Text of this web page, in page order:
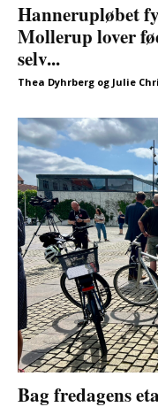
Hannerupløbet
Mollerup lover
selv...
Thea Dyhrberg og Julie
Bag fredagens